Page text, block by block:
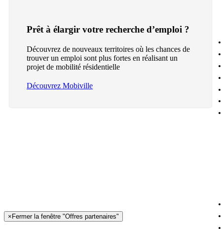
Prêt à élargir votre recherche d’emploi ?
Découvrez de nouveaux territoires où les chances de
trouver un emploi sont plus fortes en réalisant un
projet de mobilité résidentielle
Découvrez Mobiville
× Fermer la fenêtre "Offres partenaires"